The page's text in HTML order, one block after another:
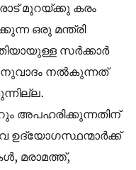
മുറയ്ക്കു കരം
ഒരു മന്ത്രി
സർക്കാർ
നൽകുന്നത്
അപഹരിക്കുന്നതിന്
ഉദ്യോഗസ്ഥന്മാർക്ക്
മരാമത്ത്,